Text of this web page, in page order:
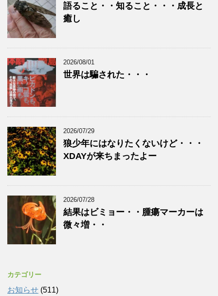
語ること・・知ること・・・成長と
癒し
2026/08/01
世界は騙された・・・
2026/07/29
狼少年にはなりたくないけど・・・
XDAYが来ちまったよー
2026/07/28
結果はビミョー・・腫瘍マーカーは
微々増・・
カテゴリー
お知らせ (511)